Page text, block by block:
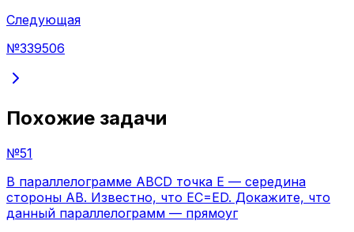
Следующая
№339506
Похожие задачи
№51
В параллелограмме ABCD точка E — середина
стороны AB. Известно, что EC=ED. Докажите, что
данный параллелограмм — прямоуг